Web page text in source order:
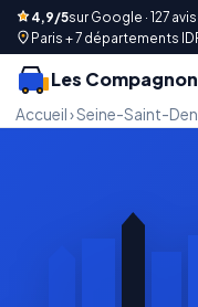
4,9/5sur Google · 127 avis
Paris + 7 départements
Les
Accueil›Seine-Saint-